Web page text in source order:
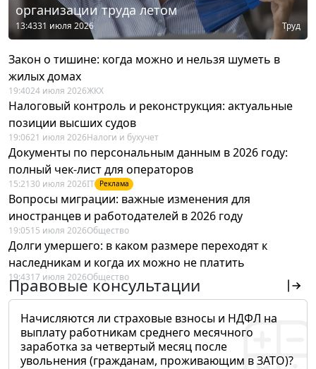
организации труда летом
13:4331 июля 2026 Труд
Закон о тишине: когда можно и нельзя шуметь в
жилых домах
19:4024 июля 2026ЖКХ
Налоговый контроль и реконструкция: актуальные
позиции высших судов
19:0621 июля 2026Налоги и бухучет
Документы по персональным данным в 2026 году:
полный чек-лист для операторов
15:21 30 июля 2026IT Реклама
Вопросы миграции: важные изменения для
иностранцев и работодателей в 2026 году
19:0515 июля 2026Общество
Долги умершего: в каком размере переходят к
наследникам и когда их можно не платить
19:4317 июля 2026Общество
Правовые консультации
Начисляются ли страховые взносы и НДФЛ на
выплату работникам среднего месячного
заработка за четвертый месяц после
увольнения (гражданам, проживающим в ЗАТО)?